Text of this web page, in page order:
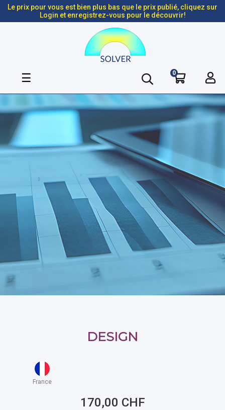
Le prix pour vous est bien plus bas que le prix publié, cliquez sur
Login et enregistrez-vous pour le découvrir!
Basculer
navigation
☰ 0
DESIGN
France
170,00 CHF